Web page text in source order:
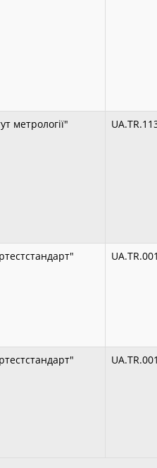
метрології"
UA.TR.001
UA.TR.001